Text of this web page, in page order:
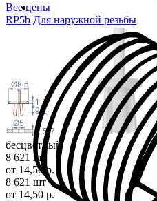
Для наружной резьбы
Все цены
RP5b
1.8
9.2
Ø8.5
Ø5
1.5-7
бесцветный
8 621 шт
от 14,50 р.
8 621 шт
от 14,50 р.